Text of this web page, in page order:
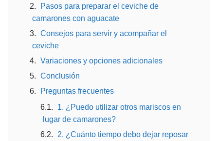
Pasos para preparar el ceviche de
camarones con aguacate
Consejos para servir y acompañar el
ceviche
Variaciones y opciones adicionales
Conclusión
Preguntas frecuentes
1. ¿Puedo utilizar otros mariscos en
lugar de camarones?
2. ¿Cuánto tiempo debo dejar reposar